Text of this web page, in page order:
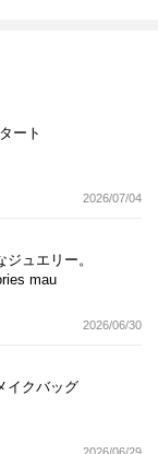
ート
2026/07/04
ュエリー。
mau
2026/06/30
イクバッグ